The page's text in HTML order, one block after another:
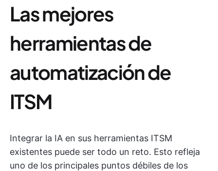
Las mejores
herramientas de
automatización de
ITSM
Integrar la IA en sus herramientas ITSM
existentes puede ser todo un reto. Esto refleja
uno de los principales puntos débiles de los